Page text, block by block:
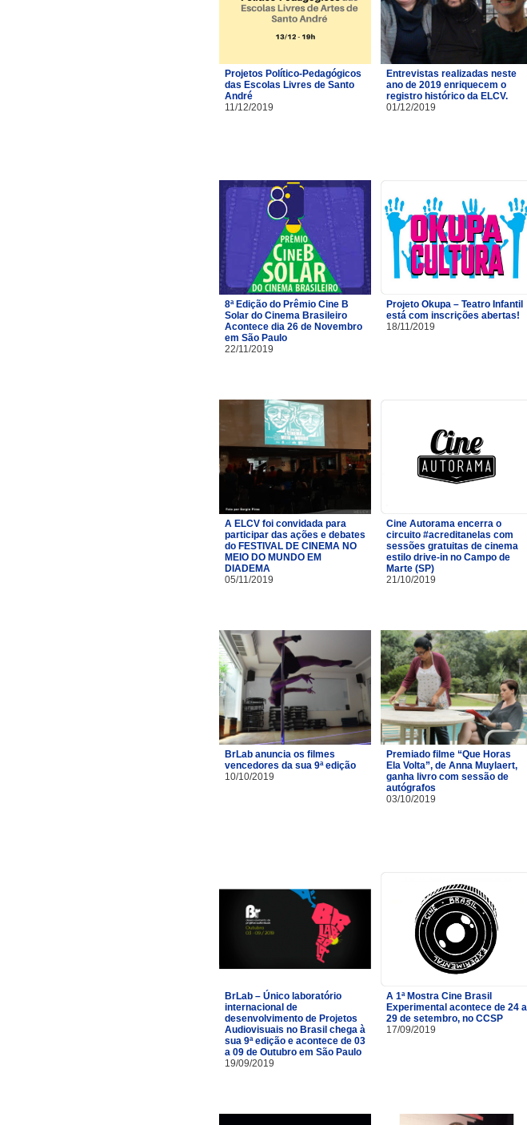
Projetos Político-Pedagógicos
das Escolas Livres de Santo
André
11/12/2019
Entrevistas realizadas neste
ano de 2019 enriquecem o
registro histórico da ELCV.
01/12/2019
8ª Edição do Prêmio Cine B
Solar do Cinema Brasileiro
Acontece dia 26 de Novembro
em São Paulo
22/11/2019
Projeto Okupa – Teatro Infantil
está com inscrições abertas!
18/11/2019
A ELCV foi convidada para
participar das ações e debates
do FESTIVAL DE CINEMA NO
MEIO DO MUNDO EM
DIADEMA
05/11/2019
Cine Autorama encerra o
circuito #acreditanelas com
sessões gratuitas de cinema
estilo drive-in no Campo de
Marte (SP)
21/10/2019
BrLab anuncia os filmes
vencedores da sua 9ª edição
10/10/2019
Premiado filme “Que Horas
Ela Volta”, de Anna Muylaert,
ganha livro com sessão de
autógrafos
03/10/2019
BrLab – Único laboratório
internacional de
desenvolvimento de Projetos
Audiovisuais no Brasil chega à
sua 9ª edição e acontece de 03
a 09 de Outubro em São Paulo
19/09/2019
A 1ª Mostra Cine Brasil
Experimental acontece de 24 a
29 de setembro, no CCSP
17/09/2019